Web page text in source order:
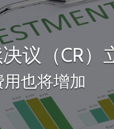
议（CR）
也将增加